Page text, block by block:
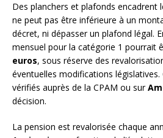
Des planchers et plafonds encadrent
ne peut pas être inférieure à un
décret, ni dépasser un plafond légal.
mensuel pour la catégorie 1 pourrait
euros, sous réserve des
éventuelles modifications
vérifiés auprès de la CPAM ou sur
décision.
La pension est revalorisée chaque